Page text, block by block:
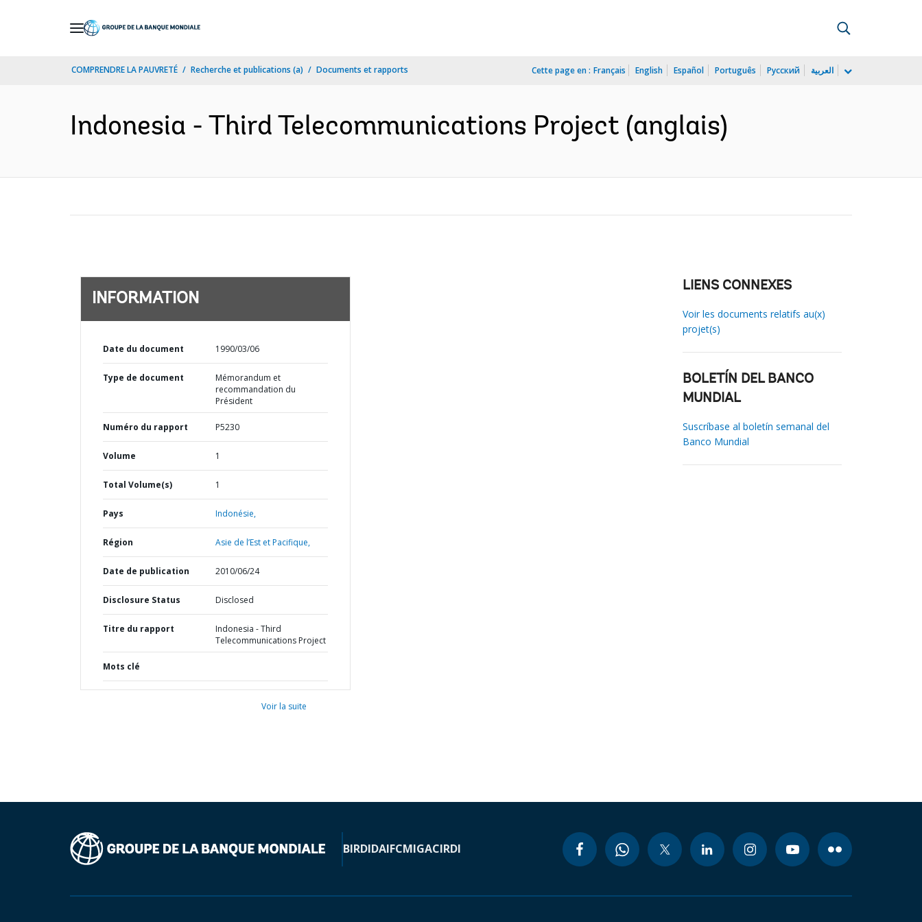
COMPRENDRE LA PAUVRETÉ Recherche et publications (a) Documents et rapports Cette page en : Français English Español Português Русский العربية
Indonesia - Third Telecommunications Project (anglais)
INFORMATION
Date du document 1990/03/06
Type de document
Mémorandum et
recommandation du
Président
Numéro du rapport P5230
Volume 1
Total Volume(s) 1
Pays Indonésie,
Région Asie de l’Est et Pacifique,
Date de publication 2010/06/24
Disclosure Status Disclosed
Titre du rapport
Indonesia - Third
Telecommunications Project
Mots clé
Voir la suite
LIENS CONNEXES
Voir les documents relatifs au(x)
projet(s)
BOLETÍN DEL BANCO
MUNDIAL
Suscríbase al boletín semanal del
Banco Mundial
BIRDIDAIFCMIGACIRDI